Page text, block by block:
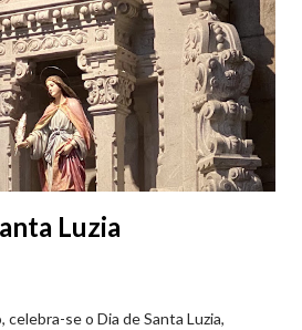
Semanal em Viana do Castelo
Luzia
celebra-se o Dia de Santa Luzia,